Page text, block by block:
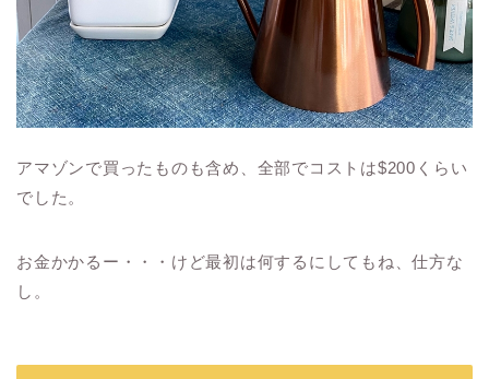
アマゾンで買ったものも含め、全部でコストは$200くらい
でした。
お金かかるー・・・けど最初は何するにしてもね、仕方な
し。